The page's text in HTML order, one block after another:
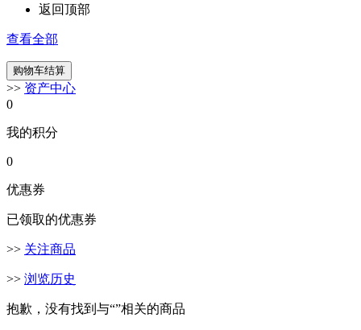
返回顶部
查看全部
>> 资产中心
0
我的积分
0
优惠券
已领取的优惠券
>> 关注商品
>> 浏览历史
抱歉，没有找到与“”相关的商品